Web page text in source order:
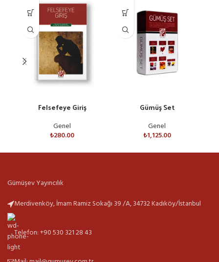
Felsefeye Giriş
Genel
₺280.00
Gümüş Set
Genel
₺1,125.00
Gümüşev Yayıncılık
Merdivenköy, İmam Ramiz Sokağı 39 /A, 34732 Kadıköy/İstanbul
Telefon: +90 530 321 28 43